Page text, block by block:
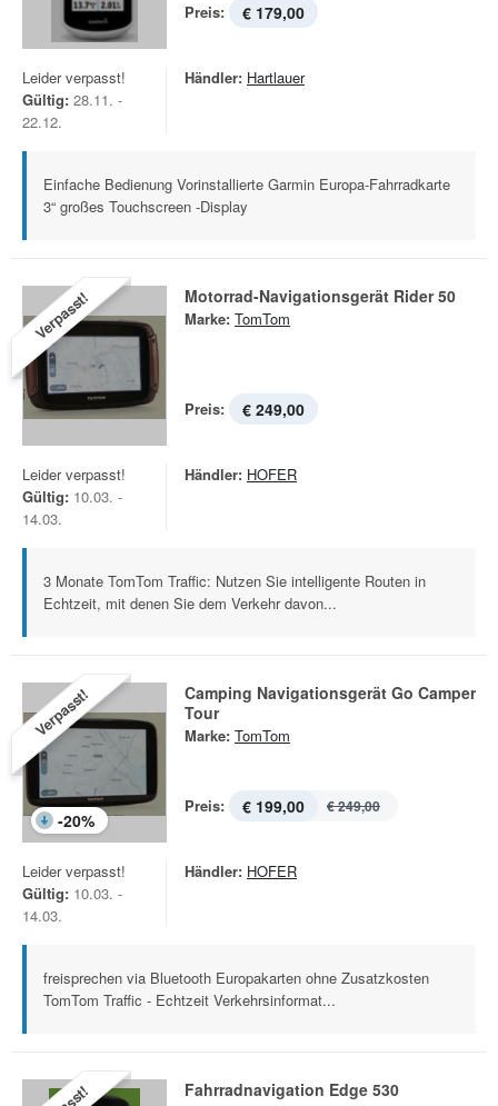
Preis: € 179,00
Leider verpasst!
Gültig: 28.11. -
22.12.
Händler: Hartlauer
Einfache Bedienung Vorinstallierte Garmin Europa-Fahrradkarte
3“ großes Touchscreen -Display
Verpasst! Motorrad-Navigationsgerät Rider 50
Marke: TomTom
Preis: € 249,00
Leider verpasst!
Gültig: 10.03. -
14.03.
Händler: HOFER
3 Monate TomTom Traffic: Nutzen Sie intelligente Routen in
Echtzeit, mit denen Sie dem Verkehr davon...
Verpasst!
-20%
Camping Navigationsgerät Go Camper
Tour
Marke: TomTom
Preis: € 199,00 € 249,00
Leider verpasst!
Gültig: 10.03. -
14.03.
Händler: HOFER
freisprechen via Bluetooth Europakarten ohne Zusatzkosten
TomTom Traffic - Echtzeit Verkehrsinformat...
Fahrradnavigation Edge 530